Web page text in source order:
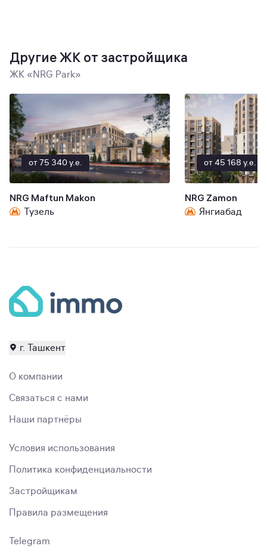
Другие ЖК от застройщика
ЖК «NRG Park»
от 75 340 y.e.
NRG Maftun Makon
Тузель
от 45 168 y.e.
NRG Zamon
Янгиабад
г. Ташкент
О компании
Связаться с нами
Наши партнёры
Условия использования
Политика конфиденциальности
Застройщикам
Правила размещения
Telegram